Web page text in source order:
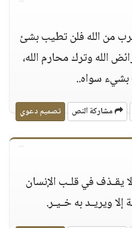
من الله فلن تطيب بشئ
الله وترك محارم الله،
بشيء سواه..
مشاركة النص تصميم دعوي
يقـذف في قلـب الإنسان
إلا ويريـد به خـيـر.